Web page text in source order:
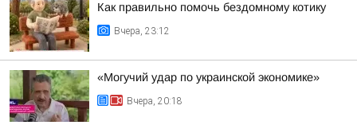
Как правильно помочь бездомному котику
Вчера, 23:12
«Могучий удар по украинской экономике»
Вчера, 20:18